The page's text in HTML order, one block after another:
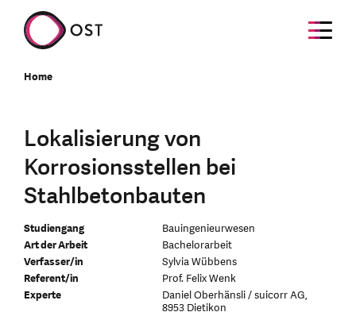
Home
Lokalisierung von
Korrosionsstellen bei
Stahlbetonbauten
Studiengang
Bauingenieurwesen
Art der Arbeit
Bachelorarbeit
Verfasser/in
Sylvia Wübbens
Referent/in
Prof. Felix Wenk
Experte
Daniel Oberhänsli / suicorr AG,
8953 Dietikon